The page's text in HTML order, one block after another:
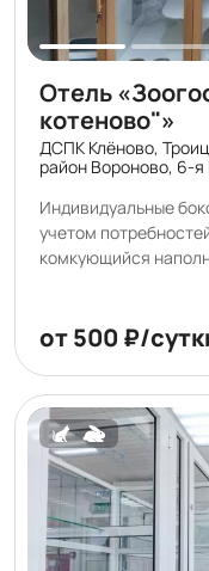
Отель
котеново"»
ДСПК Клёново,
район Вороново, 6-я
Индивидуальные
учетом
комкующийся
высокие стандарты
Проживающие в
друг с другом.
от 500 ₽/